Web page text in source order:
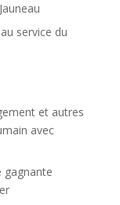
service du
et autres
avec
gagnante